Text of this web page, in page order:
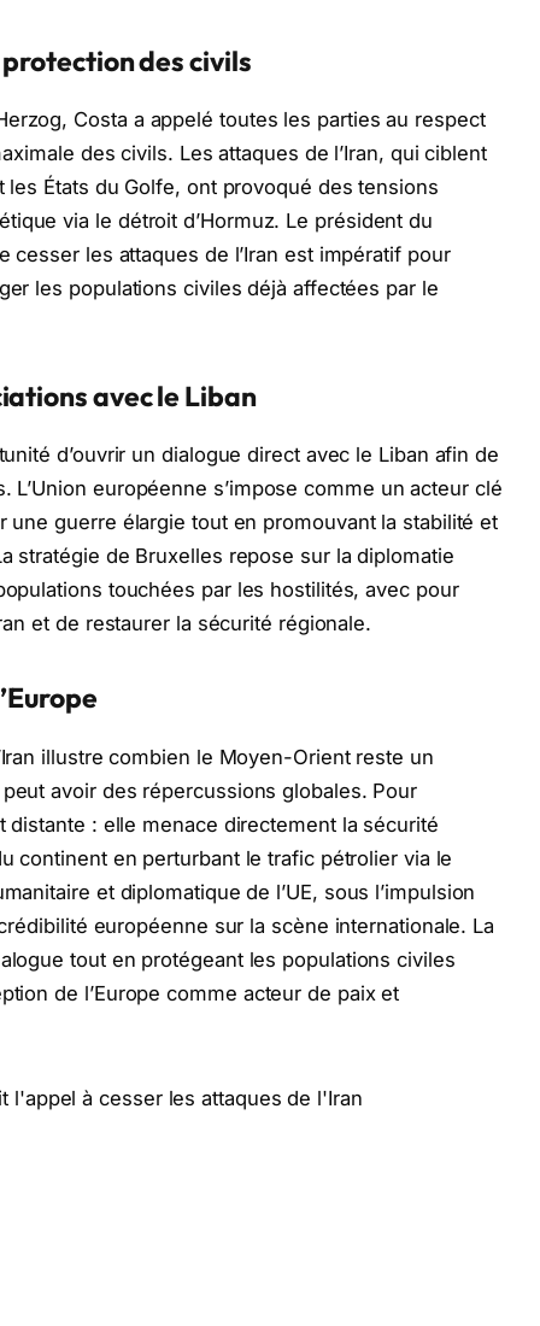
des civils
Costa a appelé toutes les parties au respect
des civils. Les attaques de l’Iran, qui ciblent
États du Golfe, ont provoqué des tensions
via le détroit d’Hormuz. Le président du
les attaques de l’Iran est impératif pour
les populations civiles déjà affectées par le
avec le Liban
d’ouvrir un dialogue direct avec le Liban afin de
européenne s’impose comme un acteur clé
guerre élargie tout en promouvant la stabilité et
stratégie de Bruxelles repose sur la diplomatie
touchées par les hostilités, avec pour
et de restaurer la sécurité régionale.
illustre combien le Moyen-Orient reste un
avoir des répercussions globales. Pour
distante : elle menace directement la sécurité
continent en perturbant le trafic pétrolier via le
et diplomatique de l’UE, sous l’impulsion
européenne sur la scène internationale. La
tout en protégeant les populations civiles
de l’Europe comme acteur de paix et